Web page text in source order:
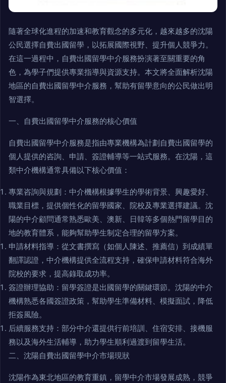
隨著全球化進程的加速和教育觀念的多元化，越來越多的沈陽
公民選擇自費出國留學，以拓展國際視野、提升個人競爭力。
在這一過程中，自費出國留學中介服務扮演著至關重要的角
色，為學子們提供專業指導與資源支持。本文將全面解析沈陽
地區的自費出國留學中介服務，幫助有留學意向的公民做出明
智選擇。
一、自費出國留學中介服務的核心價值
自費出國留學中介服務是指由專業機構為計劃自費出國留學的
個人提供的咨詢、申請、簽證輔導等一站式服務。在沈陽，這
類中介機構通常具備以下核心價值：
專業咨詢與規劃：中介機構根據學生的學術背景、興趣愛好、
職業目標，提供個性化的留學國家、院校及專業選擇建議。沈
陽的中介顧問通常熟悉歐美、澳新、日韓等多個熱門留學目的
地的教育體系，能夠幫助學生制定合理的留學方案。
申請材料指導：從文書撰寫（如個人陳述、推薦信）到成績單
翻譯認證，中介機構提供全流程支持，確保申請材料符合海外
院校的要求，提高錄取成功率。
簽證辦理協助：留學簽證是出國留學的關鍵環節。沈陽的中介
機構熟悉各國簽證政策，幫助學生準備材料、模擬面試，降低
拒簽風險。
后續服務支持：部分中介還提供行前培訓、住宿安排、接機服
務以及海外生活輔導，助力學生順利過渡到留學生活。
二、沈陽自費出國留學中介市場現狀
沈陽作為東北地區的教育重鎮，留學中介市場發展成熟，競爭